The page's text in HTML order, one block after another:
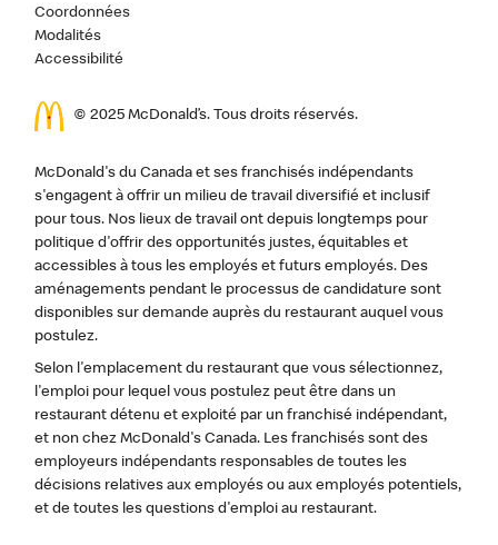
Coordonnées
Modalités
Accessibilité
© 2025 McDonald’s. Tous droits réservés.
McDonald's du Canada et ses franchisés indépendants
s'engagent à offrir un milieu de travail diversifié et inclusif
pour tous. Nos lieux de travail ont depuis longtemps pour
politique d'offrir des opportunités justes, équitables et
accessibles à tous les employés et futurs employés. Des
aménagements pendant le processus de candidature sont
disponibles sur demande auprès du restaurant auquel vous
postulez.
Selon l'emplacement du restaurant que vous sélectionnez,
l'emploi pour lequel vous postulez peut être dans un
restaurant détenu et exploité par un franchisé indépendant,
et non chez McDonald's Canada. Les franchisés sont des
employeurs indépendants responsables de toutes les
décisions relatives aux employés ou aux employés potentiels,
et de toutes les questions d'emploi au restaurant.